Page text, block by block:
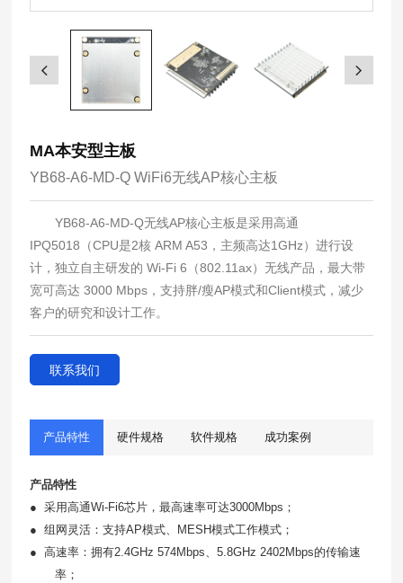
MA本安型主板
YB68-A6-MD-Q WiFi6无线AP核心主板
YB68-A6-MD-Q无线AP核心主板是采用高通
IPQ5018 （CPU是2核 ARM A53 ，主频高达1GHz）进行设
计，独立自主研发的 Wi-Fi 6 （802.11ax）无线产品，最大带
宽可高达 3000 Mbps ，支持胖/瘦AP模式和Client模式，减少
客户的研究和设计工作。
联系我们
产品特性 硬件规格 软件规格 成功案例
产品特性
●采用高通Wi-Fi6芯片，最高速率可达3000Mbps ；
●组网灵活：支持AP模式、 MESH模式工作模式；
●高速率：拥有2.4GHz 574Mbps、5.8GHz 2402Mbps的传输速
率；